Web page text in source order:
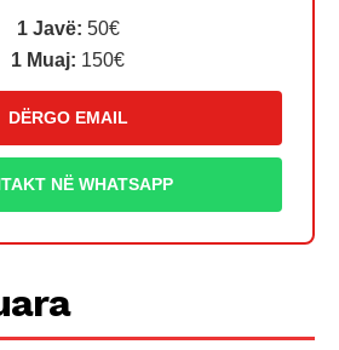
1 Javë: 50€
1 Muaj: 150€
DËRGO EMAIL
NË WHATSAPP